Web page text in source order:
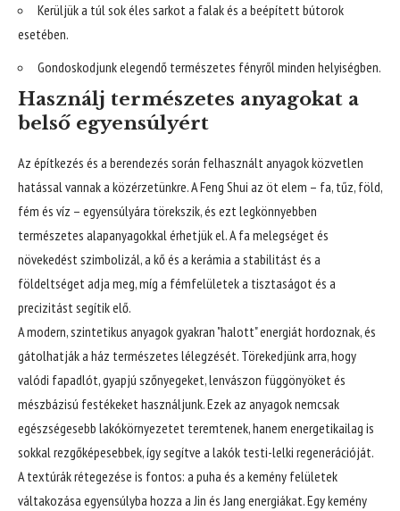
Kerüljük a túl sok éles sarkot a falak és a beépített bútorok
esetében.
Gondoskodjunk elegendő természetes fényről minden helyiségben.
Használj természetes anyagokat a
belső egyensúlyért
Az építkezés és a berendezés során felhasznált anyagok közvetlen
hatással vannak a közérzetünkre. A Feng Shui az öt elem – fa, tűz, föld,
fém és víz – egyensúlyára törekszik, és ezt legkönnyebben
természetes alapanyagokkal érhetjük el. A fa melegséget és
növekedést szimbolizál, a kő és a kerámia a stabilitást és a
földeltséget adja meg, míg a fémfelületek a tisztaságot és a
precizitást segítik elő.
A modern, szintetikus anyagok gyakran "halott" energiát hordoznak, és
gátolhatják a ház természetes lélegzését. Törekedjünk arra, hogy
valódi fapadlót, gyapjú szőnyegeket, lenvászon függönyöket és
mészbázisú festékeket használjunk. Ezek az anyagok nemcsak
egészségesebb lakókörnyezetet teremtenek, hanem energetikailag is
sokkal rezgőképesebbek, így segítve a lakók testi-lelki regenerációját.
A textúrák rétegezése is fontos: a puha és a kemény felületek
váltakozása egyensúlyba hozza a Jin és Jang energiákat. Egy kemény